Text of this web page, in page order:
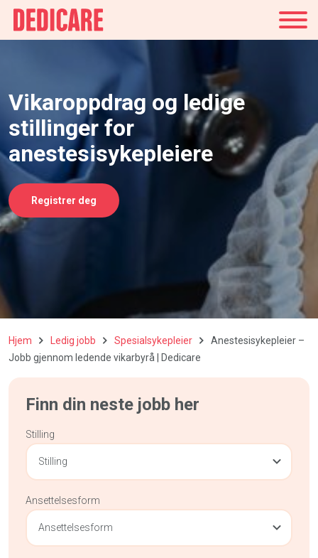
Vikaroppdrag og ledige
stillinger for
anestesisykepleiere
Registrer deg
Hjem Ledig jobb Spesialsykepleier
Anestesisykepleier –
Jobb gjennom ledende vikarbyrå | Dedicare
Finn din neste jobb her
Stilling
Stilling
Ansettelsesform
Ansettelsesform